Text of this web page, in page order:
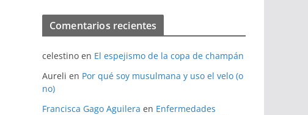
Comentarios recientes
celestino en El espejismo de la copa de champán
Aureli en Por qué soy musulmana y uso el velo (o
no)
Francisca Gago Aguilera en Enfermedades